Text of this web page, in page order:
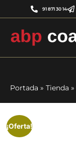
91 871 30 14
Portada » Tienda »
¡Oferta!